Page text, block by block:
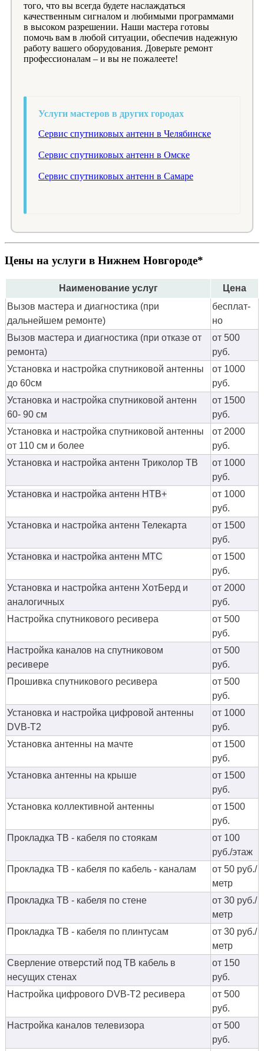
того, что вы всегда будете наслаждаться
качественным сигналом и любимыми программами
в высоком разрешении. Наши мастера готовы
помочь вам в любой ситуации, обеспечив надежную
работу вашего оборудования. Доверьте ремонт
профессионалам – и вы не пожалеете!
Услуги мастеров в других городах
Сервис спутниковых антенн в Челябинске
Сервис спутниковых антенн в Омске
Сервис спутниковых антенн в Самаре
Цены на услуги в Нижнем Новгороде*
Наименование услуг
Цена
Вызов мастера и диагностика (при
дальнейшем ремонте)
бес­плат­
но
Вызов мастера и диагностика (при отказе от
ремонта)
от 500
руб.
Установка и настройка спутниковой антенны
до 60см
от 1000
руб.
Установка и настройка спутниковой антенн
60- 90 см
от 1500
руб.
Установка и настройка спутниковой антенны
от 110 см и более
от 2000
руб.
Установка и настройка антенн Триколор ТВ
от 1000
руб.
Установка и настройка антенн НТВ+
от 1000
руб.
Установка и настройка антенн Телекарта
от 1500
руб.
Установка и настройка антенн МТС
от 1500
руб.
Установка и настройка антенн ХотБерд и
аналогичных
от 2000
руб.
Настройка спутникового ресивера
от 500
руб.
Настройка каналов на спутниковом
ресивере
от 500
руб.
Прошивка спутникового ресивера
от 500
руб.
Установка и настройка цифровой антенны
DVB-T2
от 1000
руб.
Установка антенны на мачте
от 1500
руб.
Установка антенны на крыше
от 1500
руб.
Установка коллективной антенны
от 1500
руб.
Прокладка ТВ - кабеля по стоякам
от 100
руб./этаж
Прокладка ТВ - кабеля по кабель - каналам
от 50 руб./
метр
Прокладка ТВ - кабеля по стене
от 30 руб./
метр
Прокладка ТВ - кабеля по плинтусам
от 30 руб./
метр
Сверление отверстий под ТВ кабель в
несущих стенах
от 150
руб.
Настройка цифрового DVB-T2 ресивера
от 500
руб.
Настройка каналов телевизора
от 500
руб.